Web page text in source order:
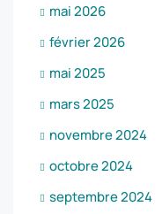
mai 2026
février 2026
mai 2025
mars 2025
novembre 2024
octobre 2024
septembre 2024